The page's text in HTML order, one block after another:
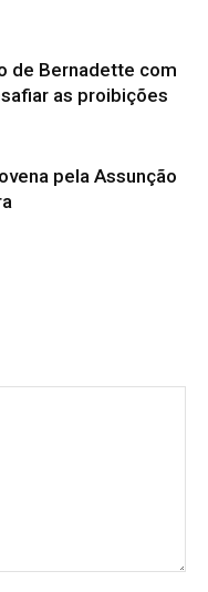
de Bernadette com
as proibições
pela Assunção